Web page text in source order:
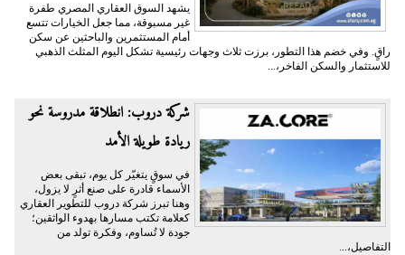
يشهد السوق العقاري المصري طفرة
غير مسبوقة، مما جعل الخيارات تتسع
أمام المستثمرين والباحثين عن سكن
راقٍ. وفي خضم هذا التطور، برزت ثلاث وجهات رئيسية تشكل اليوم المثلث الذهبي
للاستثمار والسكن الفاخر،...
شركة دروب: انطلاقة مدروسة نحو
ريادة طويلة الأمد
في سوقٍ يتغيّر كل يوم، تبقى بعض
الأسماء قادرة على صنع أثرٍ لا يزول،
وهنا تبرز شركة دروب للتطوير العقاري
كعلامة تكتب مسارها بهدوء الواثقين؛
جودة لا تُساوم، وفكرة تولد من
التفاصيل،...